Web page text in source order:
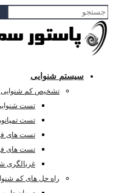
سیستم شنوایی
تشخیص کم شنوایی
تست
تست
تست های
تست های
غربالگری
راه حل های کم